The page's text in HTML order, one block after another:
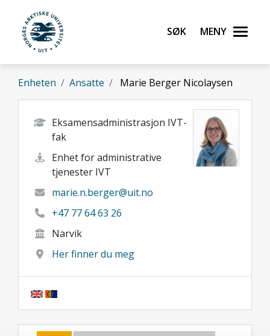
Gå til hovedinnhold
UiT Norges arktiske universitet
Søk Meny
Enheten Ansatte Marie Berger Nicolaysen
Eksamensadministrasjon IVT-
fak
Enhet for administrative
tjenester IVT
marie.n.berger@uit.no
+47 77 64 63 26
Narvik
Her finner du meg